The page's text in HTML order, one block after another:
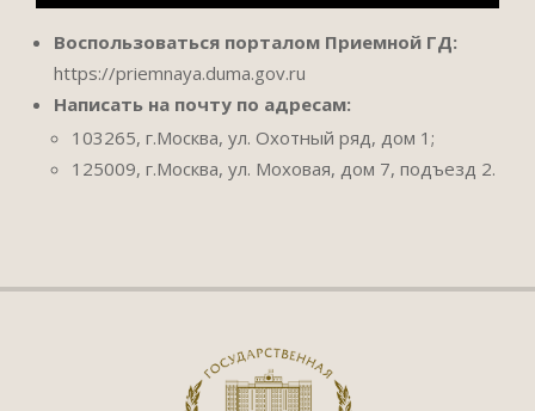
Воспользоваться порталом Приемной ГД:
https://priemnaya.duma.gov.ru
Написать на почту по адресам:
103265, г.Москва, ул. Охотный ряд, дом 1;
125009, г.Москва, ул. Моховая, дом 7, подъезд 2.